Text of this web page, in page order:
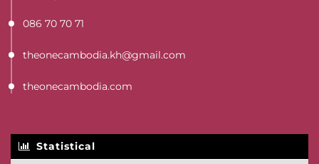
086 70 70 71
theonecambodia.kh@gmail.com
theonecambodia.com
Statistical